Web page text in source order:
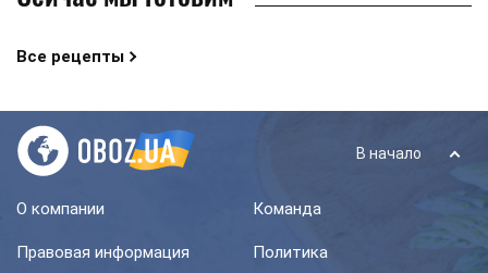
Все рецепты
В начало
О компании Команда
Правовая информация
Политика